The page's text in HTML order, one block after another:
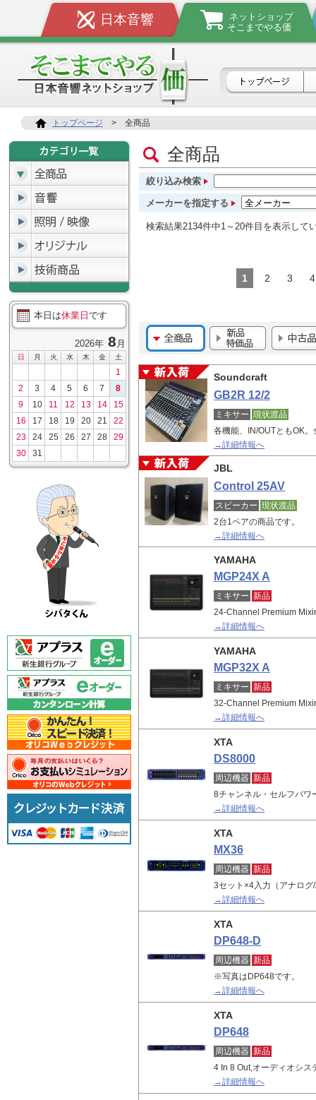
日本音響
ネットショップ
そこまでやる価
トップページ > 全商品
本日は休業日 です
2026年 8 月
日 月 火 水 木 金 土
1
2
3 4 5 6 7
8
9
10 11 12 13 14
15
16
17 18 19 20 21
22
23
24 25 26 27 28
29
30
31
全商品
絞り込み検索
メーカーを指定する
検索結果2134件中1～20件目を表示して
1 2 3 4
Soundcraft
GB2R 12/2
ミキサー 現状渡品
各機能、IN/OUTともOK
→詳細情報へ
JBL
Control 25AV
スピーカー 現状渡品
2台1ペアの商品です。
→詳細情報へ
YAMAHA
MGP24X A
ミキサー 新品
24-Channel Premium
→詳細情報へ
YAMAHA
MGP32X A
ミキサー 新品
32-Channel Premium
→詳細情報へ
XTA
DS8000
周辺機器 新品
8チャンネル・セルフパ
→詳細情報へ
XTA
MX36
周辺機器 新品
3セット×4入力（アナロ
→詳細情報へ
XTA
DP648-D
周辺機器 新品
※写真はDP648です。
→詳細情報へ
XTA
DP648
周辺機器 新品
4 In 8 Out,オーディオシ
→詳細情報へ